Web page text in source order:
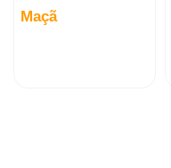
Maçã